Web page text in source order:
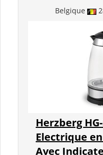
Belgique
Herzberg
Electrique
Avec